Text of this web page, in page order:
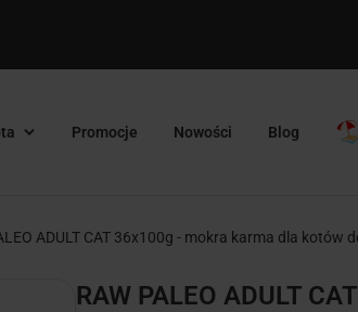
Promocje Nowości Blog
ADULT CAT 36x100g - mokra karma dla kotów
RAW PALEO ADULT